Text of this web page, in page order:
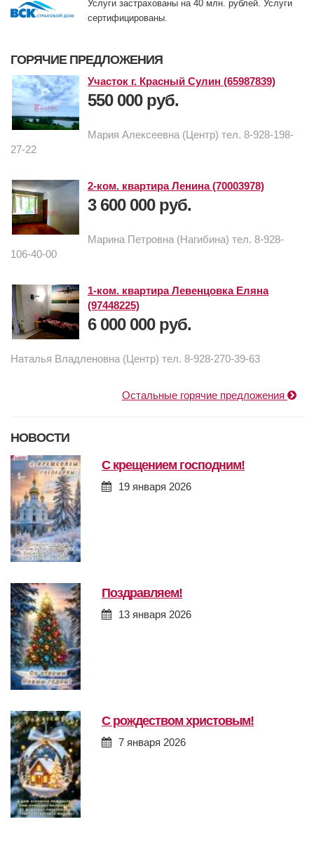
Услуги застрахованы на 40 млн. рублей. Услуги
сертифицированы.
ГОРЯЧИЕ ПРЕДЛОЖЕНИЯ
Участок г. Красный Сулин (65987839)
550 000 руб.
Мария Алексеевна (Центр) тел. 8-928-198-
27-22
2-ком. квартира Ленина (70003978)
3 600 000 руб.
Марина Петровна (Нагибина) тел. 8-928-
106-40-00
1-ком. квартира Левенцовка Еляна
(97448225)
6 000 000 руб.
Наталья Владленовна (Центр) тел. 8-928-270-39-63
Остальные горячие предложения
НОВОСТИ
с крещением господним!
19 января 2026
поздравляем!
13 января 2026
с рождеством христовым!
7 января 2026